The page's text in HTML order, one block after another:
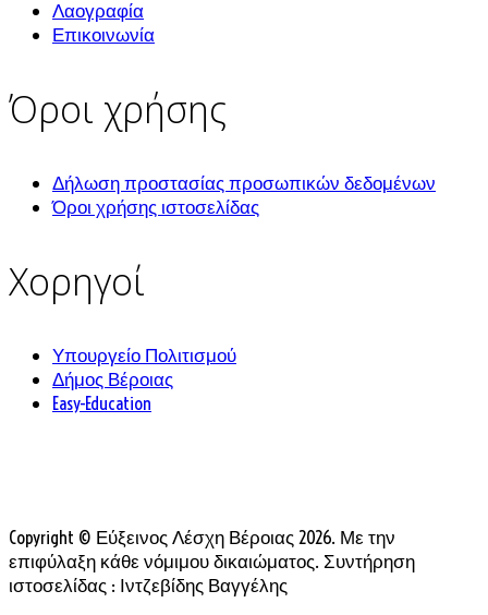
Λαογραφία
Επικοινωνία
Όροι χρήσης
Δήλωση προστασίας προσωπικών δεδομένων
Όροι χρήσης ιστοσελίδας
Χορηγοί
Υπουργείο Πολιτισμού
Δήμος Βέροιας
Easy-Education
Copyright © Εύξεινος Λέσχη Βέροιας 2026. Με την
επιφύλαξη κάθε νόμιμου δικαιώματος. Συντήρηση
ιστοσελίδας : Ιντζεβίδης Βαγγέλης